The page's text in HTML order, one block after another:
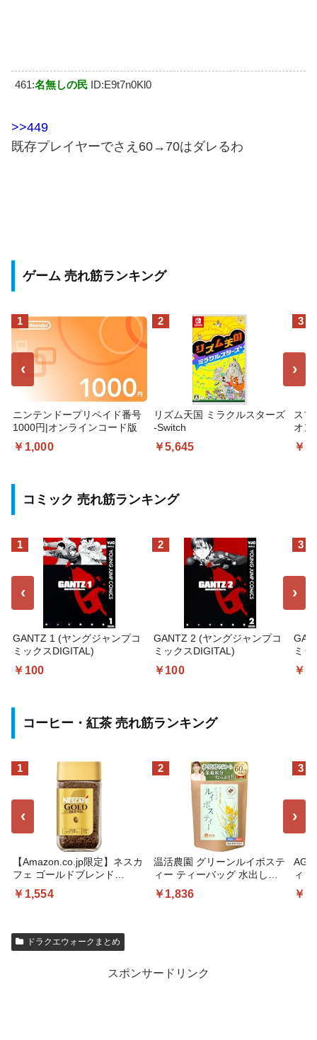
461:名無しの民 ID:E9t7n0Kl0
>>449
既存プレイヤーでさえ60→70はダレるわ
ゲーム 売れ筋ランキング
‹
1
ニンテンドープリペイド番号
1000円|オンラインコード版
￥1,000
2
リズム天国 ミラクルスターズ
-Switch
￥5,645
3
スプ
オン
￥
›
コミック 売れ筋ランキング
‹
1
GANTZ 1 (ヤングジャンプコ
ミックスDIGITAL)
￥100
2
GANTZ 2 (ヤングジャンプコ
ミックスDIGITAL)
￥100
3
ミッ
￥
›
コーヒー・紅茶 売れ筋ランキング
‹
1
【Amazon.co.jp限定】ネスカ
フェ ゴールドブレンド
115g(57杯分),瓶,ブラックコ
ーヒー,インスタント
￥1,554
2
温活農園 グリーンルイボステ
ィー ティーバッグ 水出し
【大容量100包×2g】国内製造
ルイボスティー | 残留農薬検
￥1,836
3
ィ
ー
】
￥
›
ドラクエウォークまとめ
スポンサードリンク